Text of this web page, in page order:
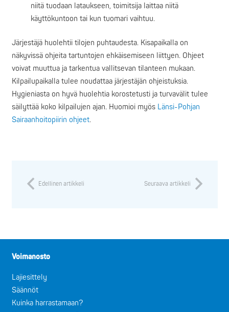
niitä tuodaan lataukseen, toimitsija laittaa niitä
käyttökuntoon tai kun tuomari vaihtuu.
Järjestäjä huolehtii tilojen puhtaudesta. Kisapaikalla on
näkyvissä ohjeita tartuntojen ehkäisemiseen liittyen. Ohjeet
voivat muuttua ja tarkentua vallitsevan tilanteen mukaan.
Kilpailupaikalla tulee noudattaa järjestäjän ohjeistuksia.
Hygieniasta on hyvä huolehtia korostetusti ja turvavälit tulee
säilyttää koko kilpailujen ajan. Huomioi myös Länsi-Pohjan
Sairaanhoitopiirin ohjeet.
Edellinen artikkeli Seuraava artikkeli
Voimanosto
Lajiesittely
Säännöt
Kuinka harrastamaan?